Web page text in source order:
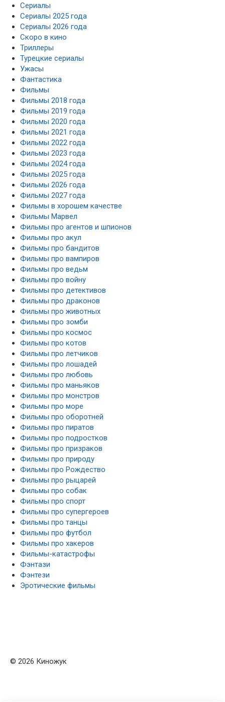
Сериалы
Сериалы 2025 года
Сериалы 2026 года
Скоро в кино
Триллеры
Турецкие сериалы
Ужасы
Фантастика
Фильмы
Фильмы 2018 года
Фильмы 2019 года
Фильмы 2020 года
Фильмы 2021 года
Фильмы 2022 года
Фильмы 2023 года
Фильмы 2024 года
Фильмы 2025 года
Фильмы 2026 года
Фильмы 2027 года
Фильмы в хорошем качестве
Фильмы Марвел
Фильмы про агентов и шпионов
Фильмы про акул
Фильмы про бандитов
Фильмы про вампиров
Фильмы про ведьм
Фильмы про войну
Фильмы про детективов
Фильмы про драконов
Фильмы про животных
Фильмы про зомби
Фильмы про космос
Фильмы про котов
Фильмы про летчиков
Фильмы про лошадей
Фильмы про любовь
Фильмы про маньяков
Фильмы про монстров
Фильмы про море
Фильмы про оборотней
Фильмы про пиратов
Фильмы про подростков
Фильмы про призраков
Фильмы про природу
Фильмы про Рождество
Фильмы про рыцарей
Фильмы про собак
Фильмы про спорт
Фильмы про супергероев
Фильмы про танцы
Фильмы про футбол
Фильмы про хакеров
Фильмы-катастрофы
Фэнтази
Фэнтези
Эротические фильмы
© 2026 Киножук